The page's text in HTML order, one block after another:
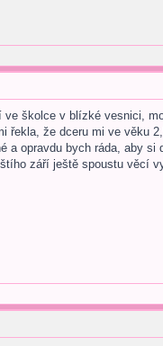
školce v blízké vesnici,
řekla, že dceru mi ve
a opravdu bych ráda, aby
září ještě spoustu věcí